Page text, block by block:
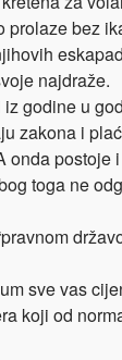
prolaze bez
najdraže.
godine u
zakona i
onda postoje
toga ne
sve vas
koji od